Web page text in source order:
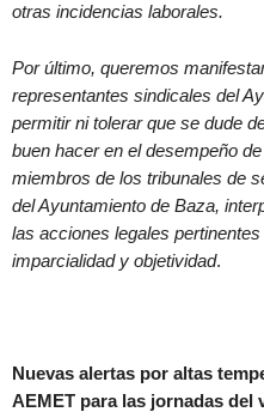
otras incidencias laborales.
Por último, queremos
representantes sindicales del
permitir ni tolerar que se dude
buen hacer en el desempeño
miembros de los tribunales de
del Ayuntamiento de Baza,
las acciones legales
imparcialidad y objetividad.
Nuevas alertas por altas
AEMET para las jornadas del